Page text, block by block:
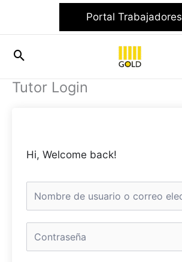
contenido
Portal Trabajadores
Tutor Login
Hi, Welcome back!